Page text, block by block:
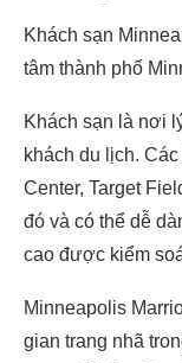
Khách sạn
tâm thành phố
Khách sạn là nơi
khách du lịch.
Center, Target
đó và có thể dễ
cao được kiểm
Minneapolis
gian trang nhã